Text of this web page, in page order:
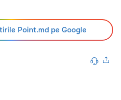
Point.md pe Google